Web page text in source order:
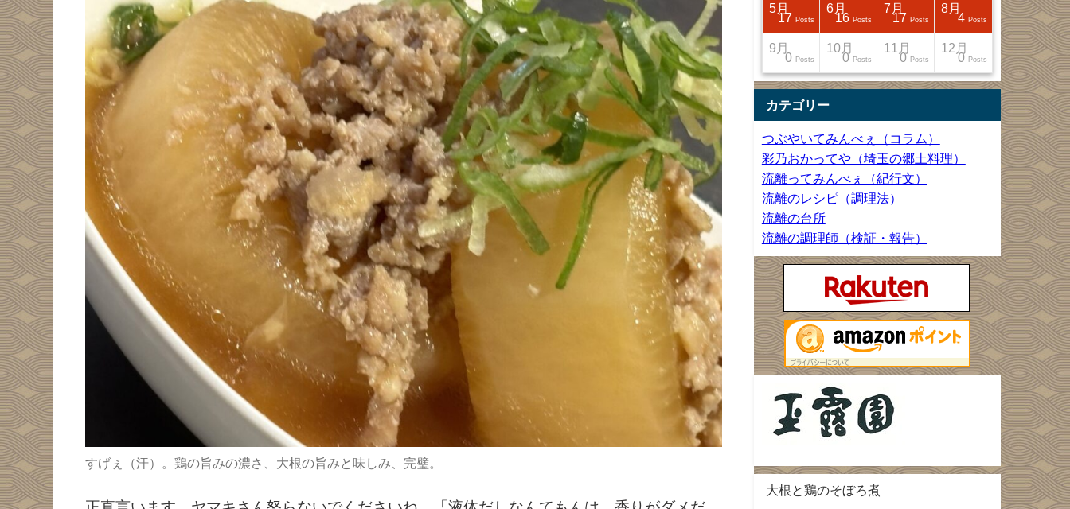
すげぇ（汗）。鶏の旨みの濃さ、大根の旨みと味しみ、完璧。
5月
17 Posts
6月
16 Posts
7月
17 Posts
8月
4 Posts
9月
0 Posts
10月
0 Posts
11月
0 Posts
12月
0 Posts
5月
18 Posts
6月
15 Posts Posts
8月
9月
16 Posts
10月
10 Posts
11月
15 Posts
12月
13
5月
28 Posts
6月
23 Posts Posts
8月
9月
24 Posts
10月
19 Posts
11月
25 Posts
12月
22
5月
5 Posts
6月
3 Posts Post
8月
9月
29 Posts
10月
26 Posts
11月
18 Posts
12月
27
5月
66 Posts
6月
60 Posts Posts
8月
9月
33 Posts
10月
33 Posts
11月
40 Posts
12月
33
カテゴリー
つぶやいてみんべぇ（コラム）
彩乃おかってや（埼玉の郷土料理）
流離ってみんべぇ（紀行文）
流離のレシピ（調理法）
流離の台所
流離の調理師（検証・報告）
大根と鶏のそぼろ煮